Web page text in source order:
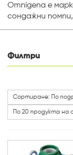
Omnigena е
сондажни
Филтри
Категории
Сортиране: По
По 20 продукта на